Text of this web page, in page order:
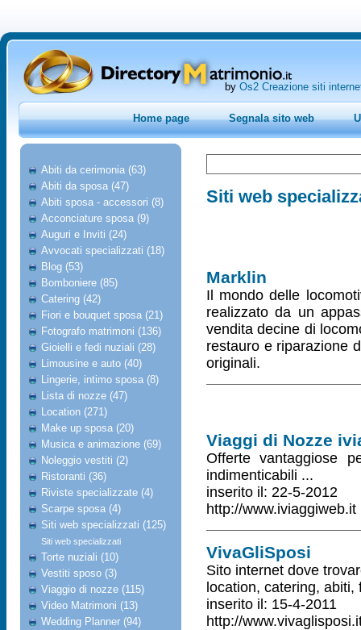
by Os2 Creazione siti
Home page Segnala sito web
Abiti da cerimonia (63)
Abiti da sposa (47)
Abiti sposa - accessori (8)
Acconciature sposa (9)
Auguri e Inviti (24)
Avvocati specializzati (18)
Blog (53)
Bomboniere (85)
Catering (42)
Fiori e bouquet sposa (21)
Fotografo matrimoni (136)
Gioielli e fedi nuziali (28)
Limousine e auto (40)
Lingerie, intimo sposa (8)
Lista di nozze (47)
Location (271)
Make up sposa (20)
Musica e animazione (69)
Noleggio vestiti (2)
Ristoranti (36)
Riviste specializzate (4)
Scarpe sposa (4)
Siti web specializzati (125)
Siti web specializzati
Torte nuziali (10)
Vestiti sposo (3)
Viaggio di nozze (115)
Video Matrimoni (13)
Wedding Planner (94)
Siti web
Marklin
Il mondo delle
realizzato da un
vendita decine di
restauro e riparazione
originali.
Viaggi di Nozze
Offerte vantaggiose
indimenticabili ...
inserito il: 22-5-2012
http://www.iviaggiweb.it
VivaGliSposi
Sito internet dove
location, catering,
inserito il: 15-4-2011
http://